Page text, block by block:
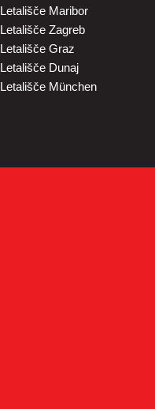
Letališče Maribor
Letališče Zagreb
Letališče Graz
Letališče Dunaj
Letališče München